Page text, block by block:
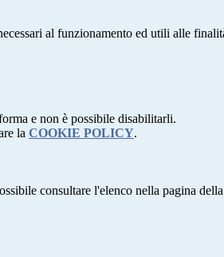
al funzionamento ed utili alle
e non è possibile disabilitarli.
la COOKIE POLICY.
consultare l'elenco nella pagina